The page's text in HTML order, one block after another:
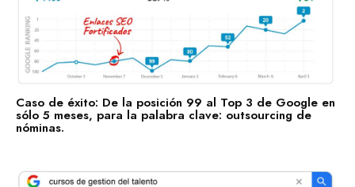
Caso de éxito: De la posición 99 al Top 3 de Google en
sólo 5 meses, para la palabra clave: outsourcing de
nóminas.